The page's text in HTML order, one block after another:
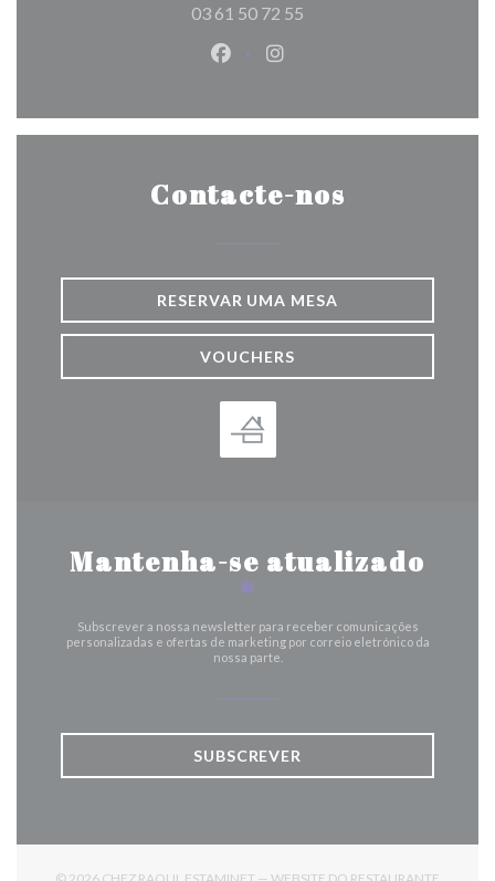
03 61 50 72 55
Facebook ((abre numa nova
Instagram ((abre numa
Contacte-nos
RESERVAR UMA MESA
VOUCHERS
Mantenha-se atualizado
*
Subscrever a nossa newsletter para receber comunicações
personalizadas e ofertas de marketing por correio eletrónico da
nossa parte.
SUBSCREVER